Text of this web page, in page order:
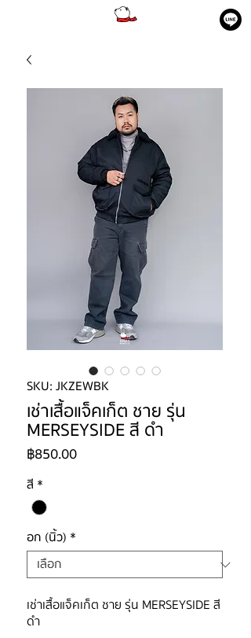
SKU: JKZEWBK
เช่าเสื้อแจ็คเก็ต ชาย รุ่น
MERSEYSIDE สี ดำ
฿850.00ราคา
สี *
อก (นิ้ว) *
เช่าเสื้อแจ็คเก็ต ชาย รุ่น MERSEYSIDE สี
ดำ